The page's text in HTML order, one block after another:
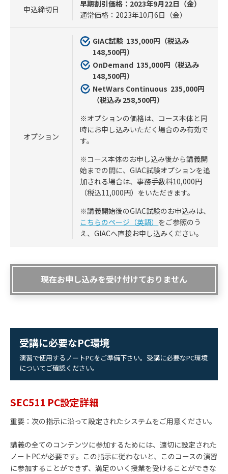
申込締切日
早期割引価格：2023年9月22日（金）
通常価格：2023年10月6日（金）
オプション
GIAC試験 135,000円（税込み
148,500円）
OnDemand 135,000円（税込み
148,500円）
NetWars Continuous 235,000円
（税込み 258,500円）
※オプションの価格は、コース本体と同
時にお申し込みいただく場合のみ有効で
す。
※コース本体のお申し込み後から講義開
始までの間に、GIAC試験オプションを追
加される場合は、事務手数料10,000円
（税込11,000円）をいただきます。
※講義開始後のGIAC試験のお申込みは、
こちらのページ（英語） をご参照のう
え、GIACへ直接お申し込みください。
現在お申し込みを受け付けておりません
受講に必要なPC環境
演習で使用するノートPCをご準備下さい。受講に必要なPC環境
についてご確認ください。
SEC511 PC設定詳細
重要：次の指示に沿って設定されたシステムをご用意ください。
講義の全てのコンテンツに参加するためには、適切に設定された
ノートPCが必要です。この指示に従わないと、このコースの演習
に参加することができず、満足のいく授業を受けることができな